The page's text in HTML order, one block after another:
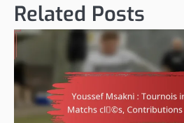
Related Posts